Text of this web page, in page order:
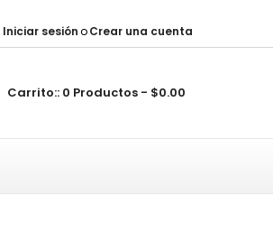
Iniciar sesiónoCrear una cuenta
Carrito:: 0 Productos - $0.00